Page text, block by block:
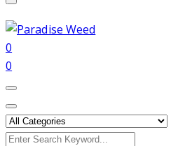
0
0
Search